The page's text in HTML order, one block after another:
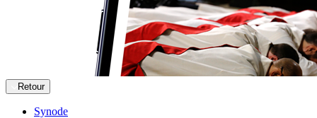
Retour
Synode